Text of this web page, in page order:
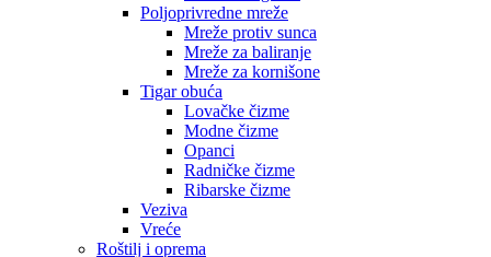
Poljoprivredne mreže
Mreže protiv sunca
Mreže za baliranje
Mreže za kornišone
Tigar obuća
Lovačke čizme
Modne čizme
Opanci
Radničke čizme
Ribarske čizme
Veziva
Vreće
Roštilj i oprema